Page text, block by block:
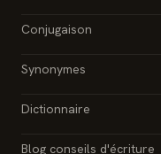
Conjugaison
Synonymes
Dictionnaire
Blog conseils d'écriture